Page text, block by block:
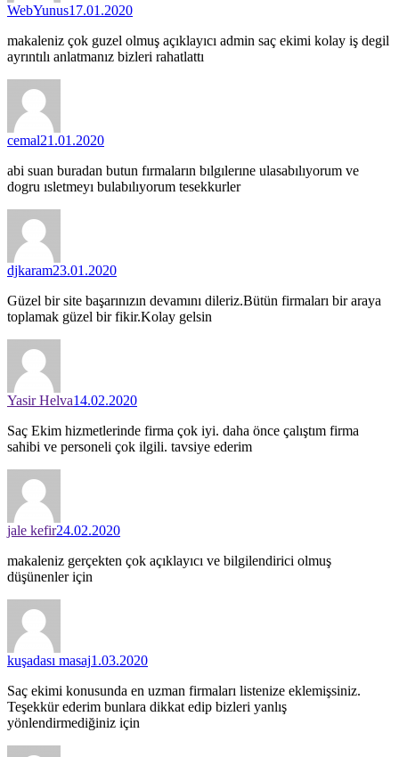
WebYunus17.01.2020
makaleniz çok guzel olmuş açıklayıcı admin saç ekimi kolay iş degil
ayrıntılı anlatmanız bizleri rahatlattı
cemal21.01.2020
abi suan buradan butun fırmaların bılgılerıne ulasabılıyorum ve
dogru ısletmeyı bulabılıyorum tesekkurler
djkaram23.01.2020
Güzel bir site başarınızın devamını dileriz.Bütün firmaları bir araya
toplamak güzel bir fikir.Kolay gelsin
Yasir Helva14.02.2020
Saç Ekim hizmetlerinde firma çok iyi. daha önce çalıştım firma
sahibi ve personeli çok ilgili. tavsiye ederim
jale kefir24.02.2020
makaleniz gerçekten çok açıklayıcı ve bilgilendirici olmuş
düşünenler için
kuşadası masaj1.03.2020
Saç ekimi konusunda en uzman firmaları listenize eklemişsiniz.
Teşekkür ederim bunlara dikkat edip bizleri yanlış
yönlendirmediğiniz için